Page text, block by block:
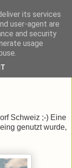
Schweiz ;-) Eine
genutzt wurde,
its services
user-agent are
and security
usage